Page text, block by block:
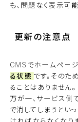
も、問題なく表示可能
更新の注意点
CMSでホームペー
る状態 です。その
ることはありません。
万が一、サービス側
で消してしまうとい